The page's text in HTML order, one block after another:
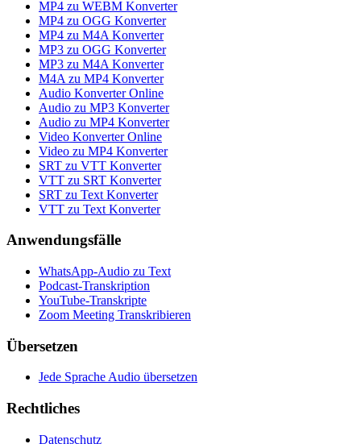
MP4 zu WEBM Konverter
MP4 zu OGG Konverter
MP4 zu M4A Konverter
MP3 zu OGG Konverter
MP3 zu M4A Konverter
M4A zu MP4 Konverter
Audio Konverter Online
Audio zu MP3 Konverter
Audio zu MP4 Konverter
Video Konverter Online
Video zu MP4 Konverter
SRT zu VTT Konverter
VTT zu SRT Konverter
SRT zu Text Konverter
VTT zu Text Konverter
Anwendungsfälle
WhatsApp-Audio zu Text
Podcast-Transkription
YouTube-Transkripte
Zoom Meeting Transkribieren
Übersetzen
Jede Sprache Audio übersetzen
Rechtliches
Datenschutz